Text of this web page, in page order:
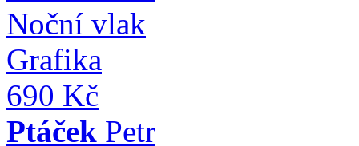
Noční vlak
Grafika
690 Kč
Ptáček Petr